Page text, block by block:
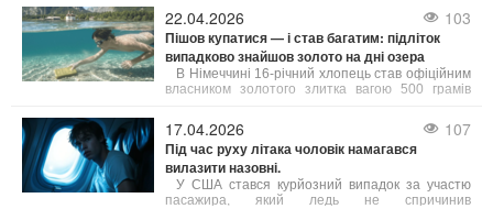
встановили. На нього склали адміністративний
протокол за ст. 173 КУпАП – дрібне хуліганство.
22.04.2026 103
Пішов купатися — і став багатим: підліток
випадково знайшов золото на дні озера
В Німеччині 16-річний хлопець став офіційним
власником золотого злитка вагою 500 грамів
17.04.2026 107
Під час руху літака чоловік намагався
вилазити назовні.
У США стався курйозний випадок за участю
пасажира, який ледь не спричинив